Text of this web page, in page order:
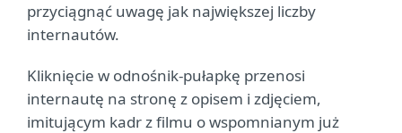
przyciągnąć uwagę jak największej liczby
internautów.
Kliknięcie w odnośnik-pułapkę przenosi
internautę na stronę z opisem i zdjęciem,
imitującym kadr z filmu o wspomnianym już